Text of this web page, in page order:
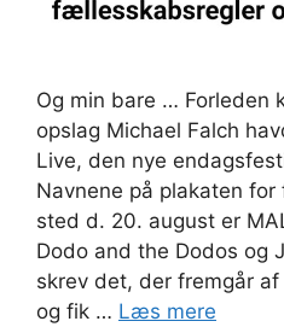
Og min bare … Forleden
opslag Michael Falch
Live, den nye
Navnene på plakaten
sted d. 20. august er
Dodo and the Dodos og
skrev det, der fremgår
og fik … Læs mere